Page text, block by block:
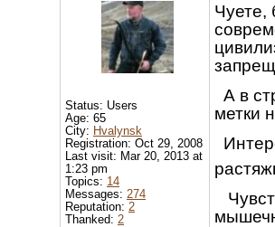
Чуете,
А в
метки
Status: Users
Age: 65
City: Hvalynsk
Registration: Oct 29, 2008
Last visit: Mar 20, 2013 at
1:23 pm
Topics: 14
Messages: 274
Reputation: 2
Thanked: 2